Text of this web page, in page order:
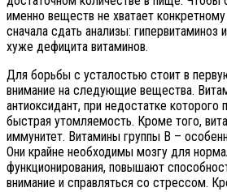
именно веществ не хватает
сначала сдать анализы:
хуже дефицита витаминов.
Для борьбы с усталостью стоит в
внимание на следующие вещества.
антиоксидант, при недостатке которого
быстрая утомляемость. Кроме того,
иммунитет. Витамины группы B –
Они крайне необходимы мозгу для
функционирования, повышают
внимание и справляться со стрессом.